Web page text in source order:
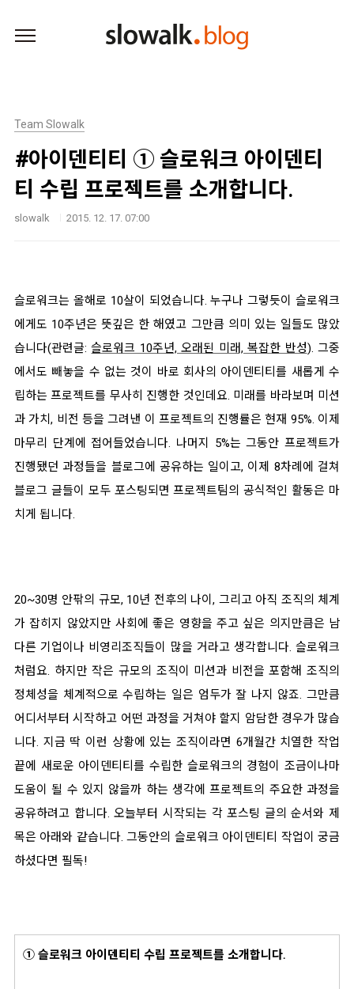
Team Slowalk
#아이덴티티 ① 슬로워크 아이덴티
티 수립 프로젝트를 소개합니다.
slowalk 2015. 12. 17. 07:00
슬로워크는 올해로 10살이 되었습니다. 누구나 그렇듯이 슬로워크
에게도 10주년은 뜻깊은 한 해였고 그만큼 의미 있는 일들도 많았
습니다(관련글:슬로워크 10주년, 오래된 미래, 복잡한 반성). 그중
에서도 빼놓을 수 없는 것이 바로 회사의 아이덴티티를 새롭게 수
립하는 프로젝트를 무사히 진행한 것인데요. 미래를 바라보며 미션
과 가치, 비전 등을 그려낸 이 프로젝트의 진행률은 현재 95%. 이제
마무리 단계에 접어들었습니다. 나머지 5%는 그동안 프로젝트가
진행됐던 과정들을 블로그에 공유하는 일이고, 이제 8차례에 걸쳐
블로그 글들이 모두 포스팅되면 프로젝트팀의 공식적인 활동은 마
치게 됩니다.
20~30명 안팎의 규모, 10년 전후의 나이, 그리고 아직 조직의 체계
가 잡히지 않았지만 사회에 좋은 영향을 주고 싶은 의지만큼은 남
다른 기업이나 비영리조직들이 많을 거라고 생각합니다. 슬로워크
처럼요. 하지만 작은 규모의 조직이 미션과 비전을 포함해 조직의
정체성을 체계적으로 수립하는 일은 엄두가 잘 나지 않죠. 그만큼
어디서부터 시작하고 어떤 과정을 거쳐야 할지 암담한 경우가 많습
니다. 지금 딱 이런 상황에 있는 조직이라면 6개월간 치열한 작업
끝에 새로운 아이덴티티를 수립한 슬로워크의 경험이 조금이나마
도움이 될 수 있지 않을까 하는 생각에 프로젝트의 주요한 과정을
공유하려고 합니다. 오늘부터 시작되는 각 포스팅 글의 순서와 제
목은 아래와 같습니다. 그동안의 슬로워크 아이덴티티 작업이 궁금
하셨다면 필독!
① 슬로워크 아이덴티티 수립 프로젝트를 소개합니다.